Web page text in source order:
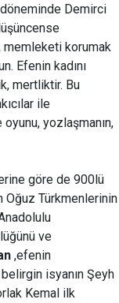
döneminde Demirci
memleketi korumak
Efenin kadını
mertliktir. Bu
ile
yozlaşmanın,
göre de 900lü
Oğuz Türkmenlerinin
ve
,efenin
isyanın Şeyh
Kemal ilk